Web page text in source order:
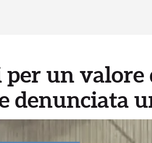
un valore
denunciata